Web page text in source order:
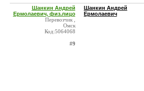
Шанкин Андрей
Ермолаевич, физ.лицо
Перевозчик ,
Омск
Код:5064068
#9
Шанкин Андрей
Ермолаевич